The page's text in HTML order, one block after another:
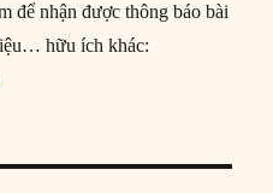
để nhận được thông báo bài
hữu ích khác: